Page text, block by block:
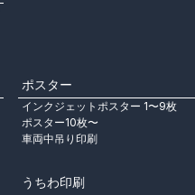
ポスター
インクジェットポスター 1〜9枚
ポスター10枚〜
車両中吊り印刷
うちわ印刷